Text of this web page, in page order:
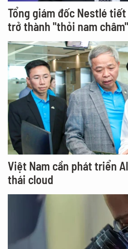
Tổng giám đốc Nestlé
trở thành "thỏi nam
Việt Nam cần phát triển
thái cloud